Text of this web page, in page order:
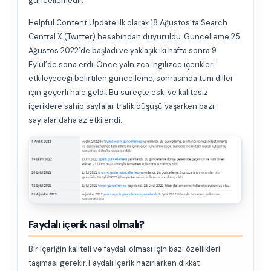
Helpful Content Update ilk olarak 18 Ağustos’ta Search
Central X (Twitter) hesabından duyuruldu. Güncelleme 25
Ağustos 2022’de başladı ve yaklaşık iki hafta sonra 9
Eylül’de sona erdi. Önce yalnızca İngilizce içerikleri
etkileyeceği belirtilen güncelleme, sonrasında tüm diller
için geçerli hale geldi. Bu süreçte eski ve kalitesiz
içeriklere sahip sayfalar trafik düşüşü yaşarken bazı
sayfalar daha az etkilendi.
Faydalı içerik nasıl olmalı?
Bir içeriğin kaliteli ve faydalı olması için bazı özellikleri
taşıması gerekir. Faydalı içerik hazırlarken dikkat